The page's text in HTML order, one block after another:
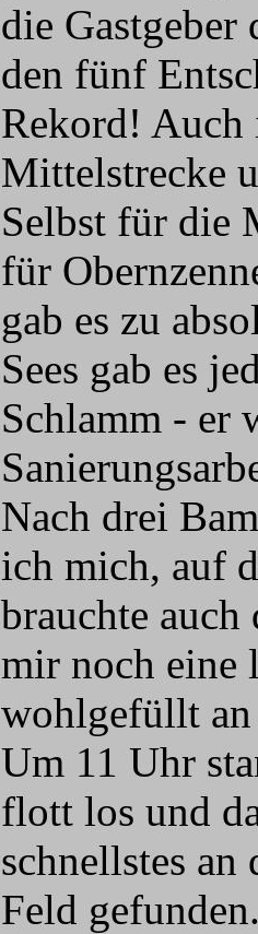
die
den fünf
Rekord! Auch
Mittelstrecke
Selbst für die
für
gab es zu
Sees gab es
Schlamm - er
Nach drei
ich mich, auf
brauchte
mir noch eine
wohlgefüllt an
Um 11 Uhr
flott los und
schnellstes an
Feld